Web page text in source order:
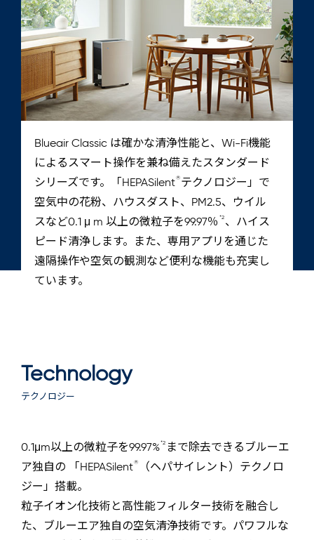
Blueair Classic は確かな清浄性能と、Wi-Fi機能
によるスマート操作を兼ね備えたスタンダード
シリーズです。「HEPASilent® テクノロジー」で
空気中の花粉、ハウスダスト、PM2.5、ウイル
スなど0.1 μ m 以上の微粒子を99.97％ *2 、ハイス
ピード清浄します。また、専用アプリを通じた
遠隔操作や空気の観測など便利な機能も充実し
ています。
Technology
テクノロジー
0.1μm以上の微粒子を99.97%*2 まで除去できるブルーエ
ア独自の 「HEPASilent®
（ヘパサイレント）テクノロ
ジー」搭載。
粒子イオン化技術と高性能フィルター技術を融合し
た、ブルーエア独自の空気清浄技術です。パワフルな